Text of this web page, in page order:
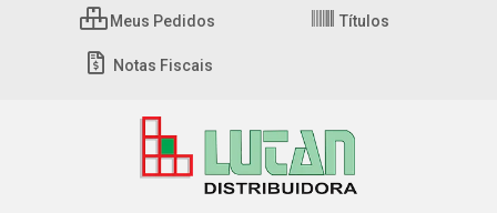
Meus Pedidos Títulos
Notas Fiscais